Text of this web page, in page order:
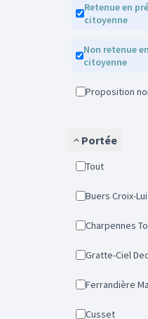
Retenue en présélection
citoyenne
Non retenue en présélection
citoyenne
Proposition
Portée
Tout
Buers Croix-
Charpennes
Gratte-Ciel
Ferrandière
Cusset